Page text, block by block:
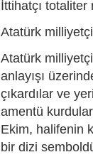
İttihatçı totaliter
Atatürk
Atatürk
anlayışı
çıkardılar ve
amentü
Ekim, halifenin
bir dizi